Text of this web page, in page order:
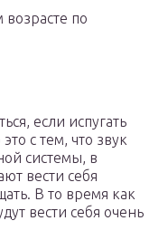
по
если испугать
с тем, что звук
системы, в
вести себя
В то время как
вести себя очень